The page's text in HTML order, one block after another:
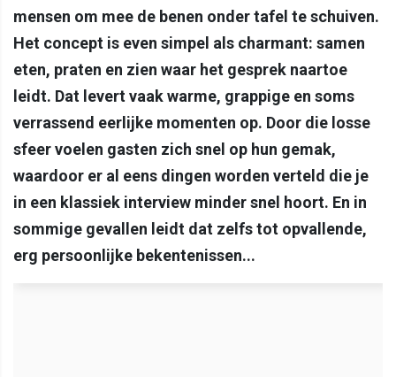
mensen om mee de benen onder tafel te schuiven.
Het concept is even simpel als charmant: samen
eten, praten en zien waar het gesprek naartoe
leidt. Dat levert vaak warme, grappige en soms
verrassend eerlijke momenten op. Door die losse
sfeer voelen gasten zich snel op hun gemak,
waardoor er al eens dingen worden verteld die je
in een klassiek interview minder snel hoort. En in
sommige gevallen leidt dat zelfs tot opvallende,
erg persoonlijke bekentenissen...